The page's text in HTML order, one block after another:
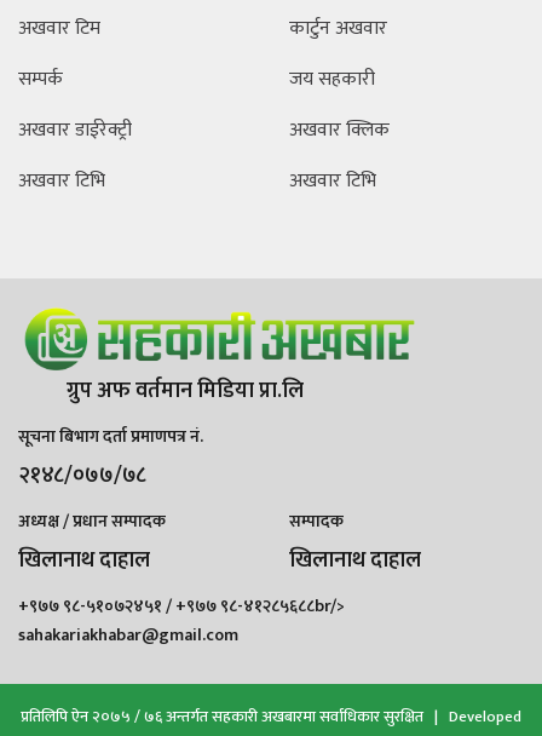
अखवार टिम
सम्पर्क
अखवार डाईरेक्ट्री
अखवार टिभि
कार्टुन अखवार
जय सहकारी
अखवार क्लिक
अखवार टिभि
ग्रुप अफ वर्तमान मिडिया प्रा.लि
सूचना बिभाग दर्ता प्रमाणपत्र नं.
२१४८/०७७/७८
अध्यक्ष / प्रधान सम्पादक
खिलानाथ दाहाल
सम्पादक
खिलानाथ दाहाल
+९७७ ९८-५१०७२४५१ / +९७७ ९८-४१२८५६८८br/>
sahakariakhabar@gmail.com
प्रतिलिपि ऐन २०७५ / ७६ अन्तर्गत सहकारी अखबारमा सर्वाधिकार सुरक्षित | Developed